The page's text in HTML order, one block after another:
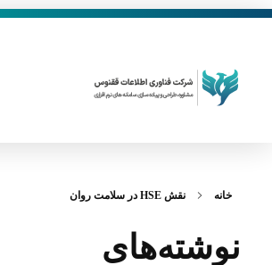
خانه نقش HSE در سلامت روان
نوشته‌های